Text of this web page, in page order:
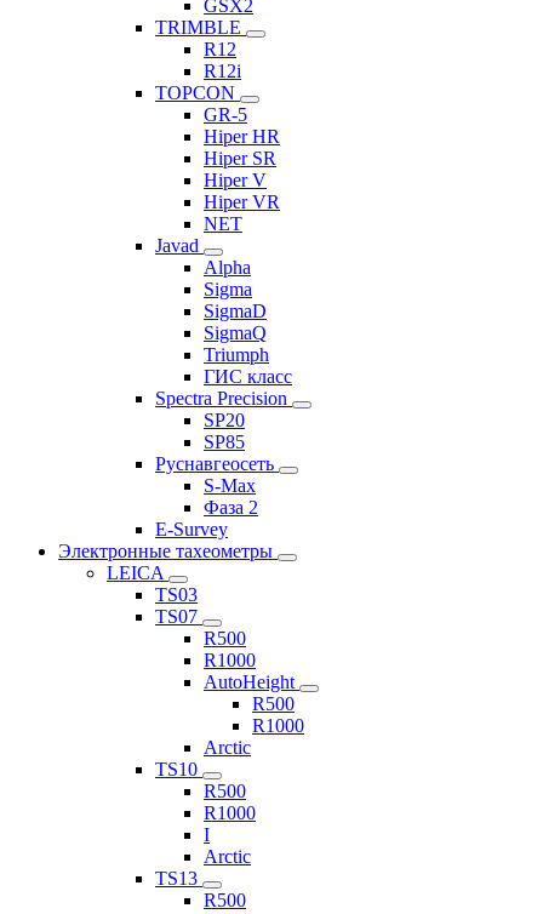
GSX2
TRIMBLE
R12
R12i
TOPCON
GR-5
Hiper HR
Hiper SR
Hiper V
Hiper VR
NET
Javad
Alpha
Sigma
SigmaD
SigmaQ
Triumph
ГИС класс
Spectra Precision
SP20
SP85
Руснавгеосеть
S-Max
Фаза 2
E-Survey
Электронные тахеометры
LEICA
TS03
TS07
R500
R1000
AutoHeight
R500
R1000
Arctic
TS10
R500
R1000
I
Arctic
TS13
R500